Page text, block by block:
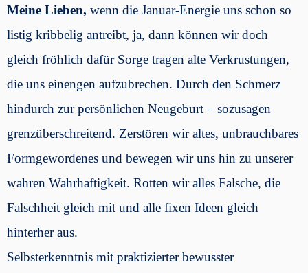
Meine Lieben, wenn die Januar-Energie uns schon so
listig kribbelig antreibt, ja, dann können wir doch
gleich fröhlich dafür Sorge tragen alte Verkrustungen,
die uns einengen aufzubrechen. Durch den Schmerz
hindurch zur persönlichen Neugeburt – sozusagen
grenzüberschreitend. Zerstören wir altes, unbrauchbares
Formgewordenes und bewegen wir uns hin zu unserer
wahren Wahrhaftigkeit. Rotten wir alles Falsche, die
Falschheit gleich mit und alle fixen Ideen gleich
hinterher aus.
Selbsterkenntnis mit praktizierter bewusster